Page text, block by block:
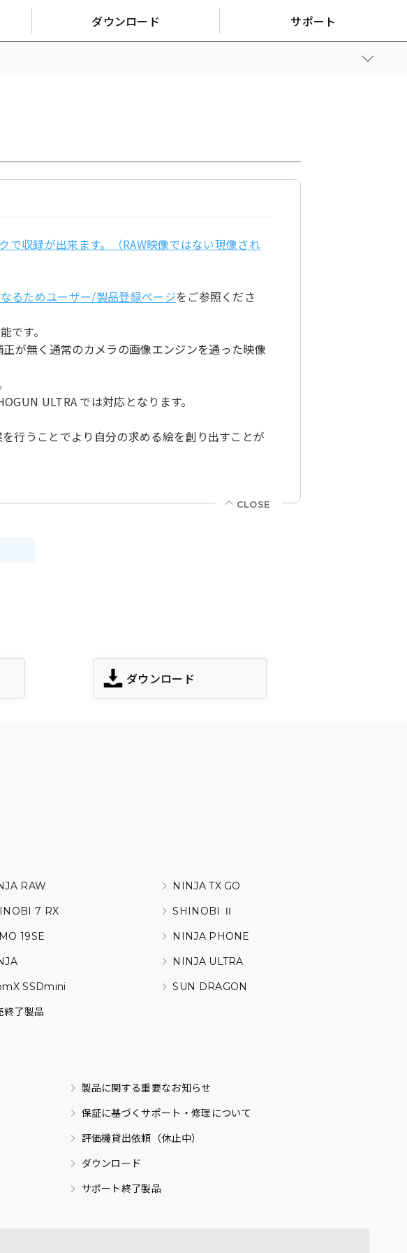
ダウンロード サポート
で収録が出来ます。（RAW映像ではない現像され
るためユーザー/製品登録ページをご参照くださ
です。
が無く通常のカメラの画像エンジンを通った映像
ULTRA では対応となります。
行うことでより自分の求める絵を創り出すことが
ダウンロード
RAW
NINJA TX GO
7 RX
SHINOBI Ⅱ
19SE
NINJA PHONE
NINJA ULTRA
SSDmini
SUN DRAGON
終了製品
製品に関する重要なお知らせ
保証に基づくサポート・修理について
評価機貸出依頼（休止中）
ダウンロード
サポート終了製品